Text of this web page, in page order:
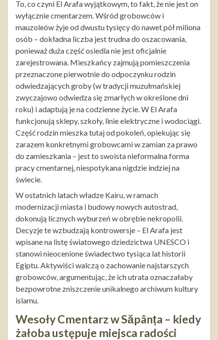
To, co czyni El Arafa wyjątkowym, to fakt, że nie jest on
wyłącznie cmentarzem. Wśród grobowców i
mauzoleów żyje od dwustu tysięcy do nawet pół miliona
osób – dokładna liczba jest trudna do oszacowania,
ponieważ duża część osiedla nie jest oficjalnie
zarejestrowana. Mieszkańcy zajmują pomieszczenia
przeznaczone pierwotnie do odpoczynku rodzin
odwiedzających groby (w tradycji muzułmańskiej
zwyczajowo odwiedza się zmarłych w określone dni
roku) i adaptują je na codzienne życie. W El Arafa
funkcjonują sklepy, szkoły, linie elektryczne i wodociągi.
Część rodzin mieszka tutaj od pokoleń, opiekując się
zarazem konkretnymi grobowcami w zamian za prawo
do zamieszkania – jest to swoista nieformalna forma
pracy cmentarnej, niespotykana nigdzie indziej na
świecie.
W ostatnich latach władze Kairu, w ramach
modernizacji miasta i budowy nowych autostrad,
dokonują licznych wyburzeń w obrębie nekropolii.
Decyzje te wzbudzają kontrowersje – El Arafa jest
wpisane na listę światowego dziedzictwa UNESCO i
stanowi nieocenione świadectwo tysiąca lat historii
Egiptu. Aktywiści walczą o zachowanie najstarszych
grobowców, argumentując, że ich utrata oznaczałaby
bezpowrotne zniszczenie unikalnego archiwum kultury
islamu.
Wesoły Cmentarz w Săpânța – kiedy
żałoba ustępuje miejsca radości